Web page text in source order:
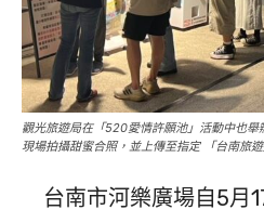
觀光旅遊局在「520愛情許願池」活動中也
現場拍攝甜蜜合照，並上傳至指定 「台南旅
台南市河樂廣場自5月